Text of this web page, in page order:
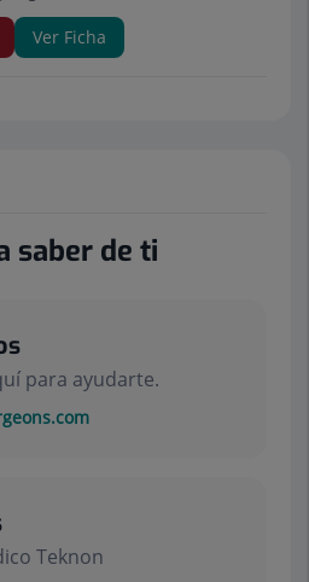
Ver Ficha
saber de ti
para ayudarte.
Teknon